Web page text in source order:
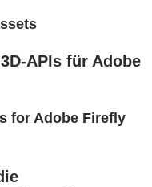
APIs für Adobe
for Adobe Firefly